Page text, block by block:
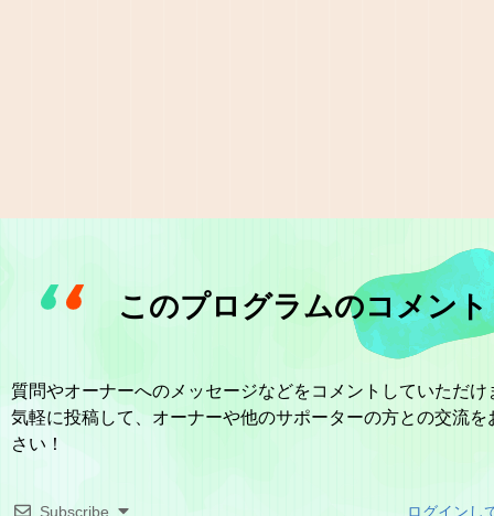
このプログラムのコメント
質問やオーナーへのメッセージなどをコメントしていただけ
気軽に投稿して、オーナーや他のサポーターの方との交流を
さい！
Subscribe ログインし